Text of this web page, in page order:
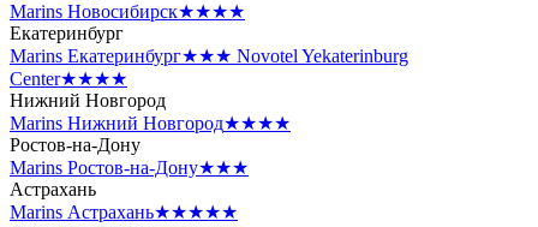
Marins Новосибирск★★★★
Екатеринбург
Marins Екатеринбург★★★ Novotel Yekaterinburg
Center★★★★
Нижний Новгород
Marins Нижний Новгород★★★★
Ростов-на-Дону
Marins Ростов-на-Дону★★★
Астрахань
Marins Астрахань★★★★★